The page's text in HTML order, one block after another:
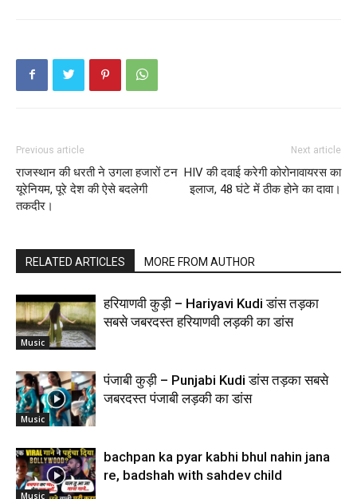
Previous article
राजस्थान की धरती ने उगला हजारों टन
यूरेनियम, पूरे देश की ऐसे बदलेगी
तकदीर।
Next article
HIV की दवाई करेगी कोरोनावायरस का
इलाज, 48 घंटे में ठीक होने का दावा।
RELATED ARTICLES MORE FROM AUTHOR
Music
हरियाणवी कुड़ी – Hariyavi Kudi डांस तड़का
सबसे जबरदस्त हरियाणवी लड़की का डांस
Music
पंजाबी कुड़ी – Punjabi Kudi डांस तड़का सबसे
जबरदस्त पंजाबी लड़की का डांस
Music
bachpan ka pyar kabhi bhul nahin jana
re, badshah with sahdev child